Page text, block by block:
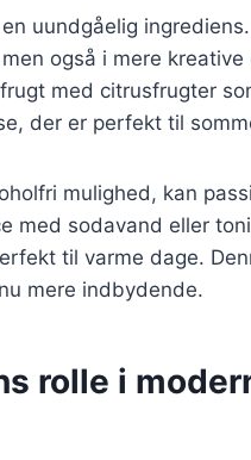
uundgåelig
også i mere
med citrusfrugter
der er perfekt til
mulighed, kan
med sodavand eller
til varme dage.
mere indbydende.
rolle i